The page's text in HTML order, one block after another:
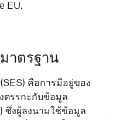
EU.
าตรฐาน
คือการมีอยู่ของ
ตรรกะกับข้อมูล
ซึ่งผู้ลงนามใช้ข้อมูล